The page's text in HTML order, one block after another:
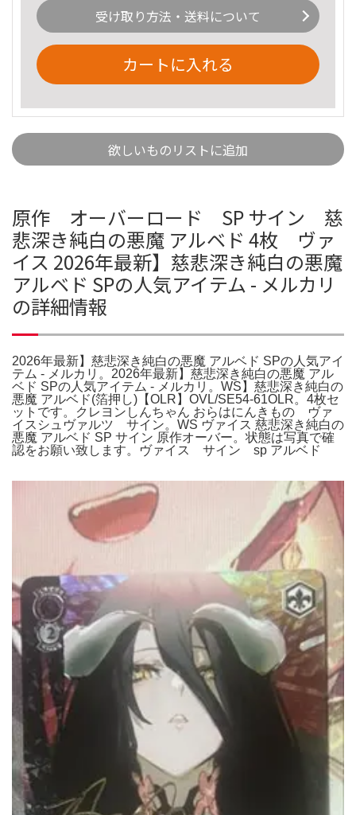
受け取り方法・送料について
カートに入れる
欲しいものリストに追加
原作 オーバーロード SP サイン 慈
悲深き純白の悪魔 アルベド 4枚 ヴァ
イス 2026年最新】慈悲深き純白の悪魔
アルベド SPの人気アイテム - メルカリ
の詳細情報
2026年最新】慈悲深き純白の悪魔 アルベド SPの人気アイ
テム - メルカリ。2026年最新】慈悲深き純白の悪魔 アル
ベド SPの人気アイテム - メルカリ。WS】慈悲深き純白の
悪魔 アルベド(箔押し)【OLR】OVL/SE54-61OLR。4枚セ
ットです。クレヨンしんちゃん おらはにんきもの ヴァ
イスシュヴァルツ サイン。WS ヴァイス 慈悲深き純白の
悪魔 アルベド SP サイン 原作オーバー。状態は写真で確
認をお願い致します。ヴァイス サイン sp アルベド